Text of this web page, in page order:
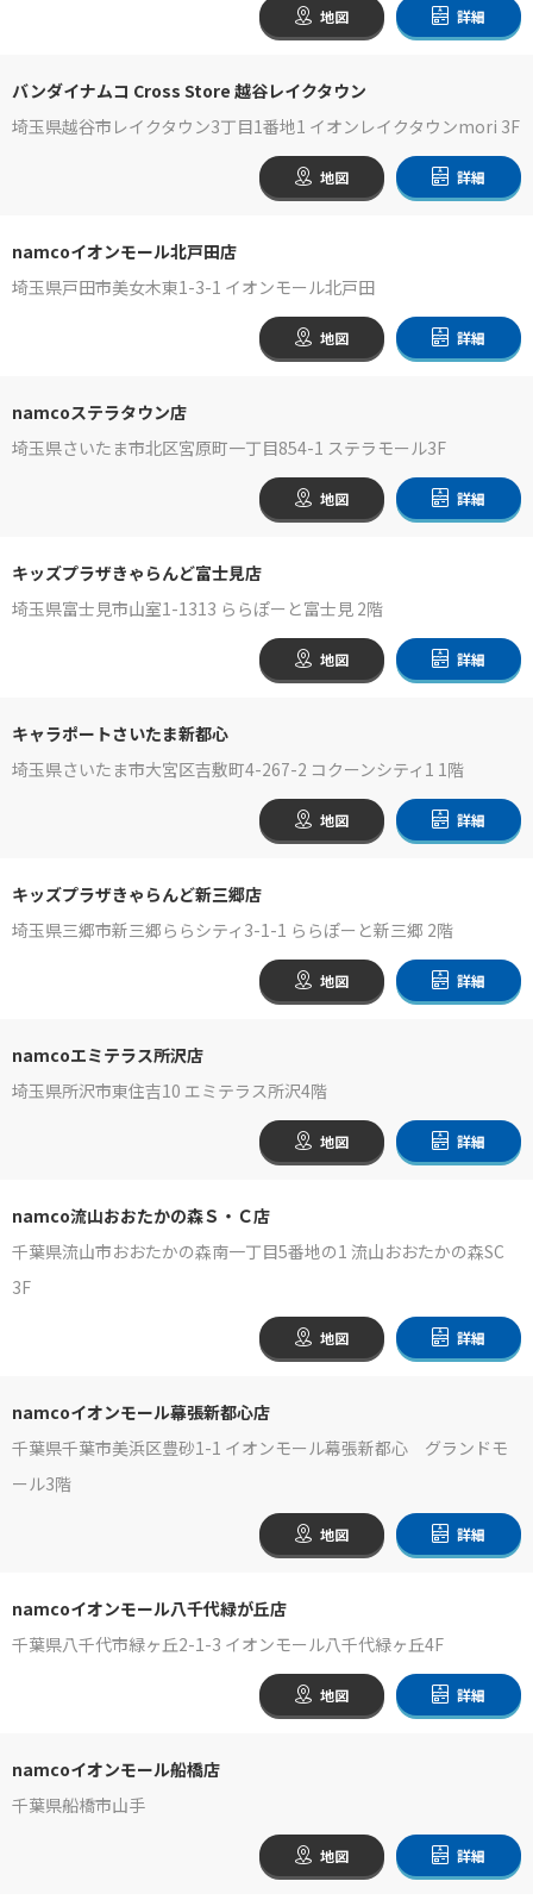
地図 詳細
バンダイナムコ Cross Store 越谷レイクタウン
埼玉県越谷市レイクタウン3丁目1番地1 イオンレイクタウンmori 3F
地図 詳細
namcoイオンモール北戸田店
埼玉県戸田市美女木東1-3-1 イオンモール北戸田
地図 詳細
namcoステラタウン店
埼玉県さいたま市北区宮原町一丁目854-1 ステラモール3F
地図 詳細
キッズプラザきゃらんど富士見店
埼玉県富士見市山室1-1313 ららぽーと富士見 2階
地図 詳細
キャラポートさいたま新都心
埼玉県さいたま市大宮区吉敷町4-267-2 コクーンシティ1 1階
地図 詳細
キッズプラザきゃらんど新三郷店
埼玉県三郷市新三郷ららシティ3-1-1 ららぽーと新三郷 2階
地図 詳細
namcoエミテラス所沢店
埼玉県所沢市東住吉10 エミテラス所沢4階
地図 詳細
namco流山おおたかの森Ｓ・Ｃ店
千葉県流山市おおたかの森南一丁目5番地の1 流山おおたかの森SC
3F
地図 詳細
namcoイオンモール幕張新都心店
千葉県千葉市美浜区豊砂1-1 イオンモール幕張新都心 グランドモ
ール3階
地図 詳細
namcoイオンモール八千代緑が丘店
千葉県八千代市緑ヶ丘2-1-3 イオンモール八千代緑ヶ丘4F
地図 詳細
namcoイオンモール船橋店
千葉県船橋市山手
地図 詳細